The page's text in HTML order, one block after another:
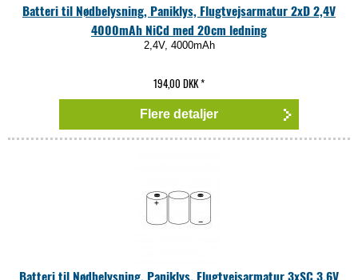
Batteri til Nødbelysning, Paniklys, Flugtvejsarmatur 2xD 2,4V
4000mAh NiCd med 20cm ledning
2,4V, 4000mAh
194,00 DKK*
Flere detaljer
Batteri til Nødbelysning, Paniklys, Flugtvejsarmatur 3xSC 3,6V